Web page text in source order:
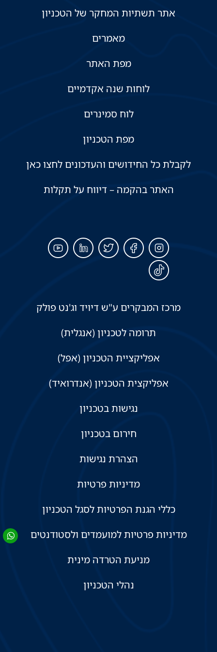
אתר תשתיות המחקר של הטכניון
מאמרים
מפת האתר
לוחות שנה אקדמיים
לוח סמינרים
מפת הטכניון
לקבלת כל החידושים והעדכונים לחצו כאן
האתר בהקמה – דיווח על תקלות
מרכז המבקרים ע"ש דיויד וג'נט פולק
תרומה לטכניון (אנגלית)
אפליקציית הטכניון (אפל)
אפליקצית הטכניון (אנדרואיד)
נגישות בטכניון
חירום בטכניון
הצהרת נגישות
מדיניות פרטיות
כללי הגנת הפרטיות לסגל הטכניון
מדיניות פרטיות למועמדים ולסטודנטים
מניעת הטרדה מינית
נהלי הטכניון